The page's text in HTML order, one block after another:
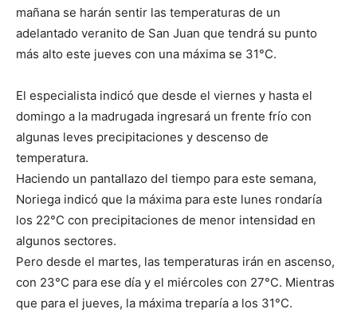
mañana se harán sentir las temperaturas de un
adelantado veranito de San Juan que tendrá su punto
más alto este jueves con una máxima se 31°C.
El especialista indicó que desde el viernes y hasta el
domingo a la madrugada ingresará un frente frío con
algunas leves precipitaciones y descenso de
temperatura.
Haciendo un pantallazo del tiempo para este semana,
Noriega indicó que la máxima para este lunes rondaría
los 22°C con precipitaciones de menor intensidad en
algunos sectores.
Pero desde el martes, las temperaturas irán en ascenso,
con 23°C para ese día y el miércoles con 27°C. Mientras
que para el jueves, la máxima treparía a los 31°C.